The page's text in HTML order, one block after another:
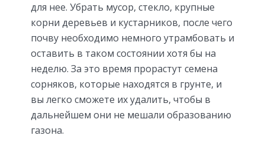
для нее. Убрать мусор, стекло, крупные
корни деревьев и кустарников, после чего
почву необходимо немного утрамбовать и
оставить в таком состоянии хотя бы на
неделю. За это время прорастут семена
сорняков, которые находятся в грунте, и
вы легко сможете их удалить, чтобы в
дальнейшем они не мешали образованию
газона.